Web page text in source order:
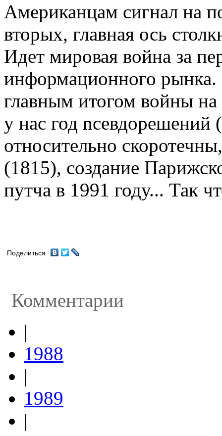
Американцам сигнал на
вторых, главная ось
Идет мировая война за
информационного
главным итогом войны на
у нас год nceвдорешений
относительно
(1815), создание
путча в 1991 году... Так
Поделиться
Комментарии
|
1988
|
1989
|